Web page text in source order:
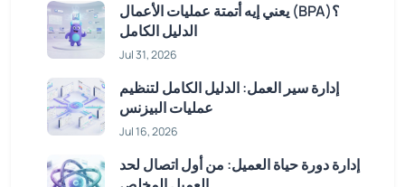
يعني إيه أتمتة عمليات الأعمال (BPA)؟
الدليل الكامل
Jul 31, 2026
إدارة سير العمل: الدليل الكامل لتنظيم
عمليات البيزنس
Jul 16, 2026
إدارة دورة حياة العميل: من أول اتصال لحد